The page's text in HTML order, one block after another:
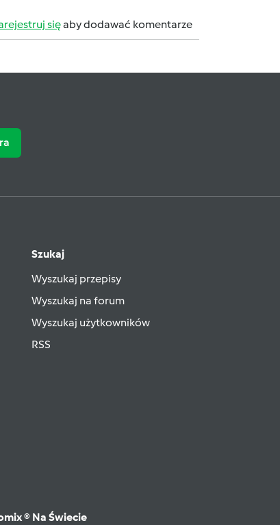
sięaby dodawać komentarze
Szukaj
Wyszukaj przepisy
Wyszukaj na forum
Wyszukaj użytkowników
RSS
® Na Świecie